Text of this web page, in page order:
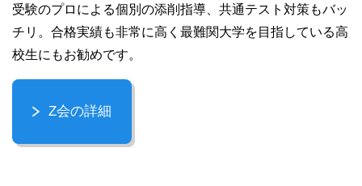
受験のプロによる個別の添削指導、共通テスト対策もバッ
チリ。合格実績も非常に高く最難関大学を目指している高
校生にもお勧めです。
Z会の詳細